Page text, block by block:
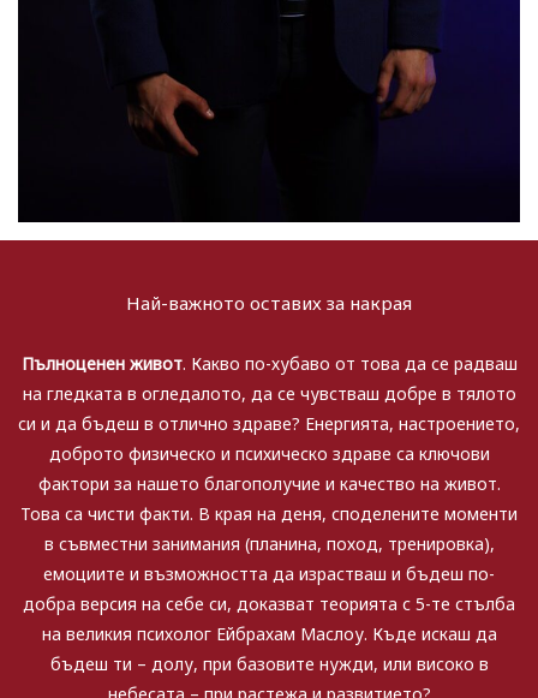
Най-важното оставих за накрая
Пълноценен живот. Какво по-хубаво от това да се радваш
на гледката в огледалото, да се чувстваш добре в тялото
си и да бъдеш в отлично здраве? Енергията, настроението,
доброто физическо и психическо здраве са ключови
фактори за нашето благополучие и качество на живот.
Това са чисти факти. В края на деня, споделените моменти
в съвместни занимания (планина, поход, тренировка),
емоциите и възможността да израстваш и бъдеш по-
добра версия на себе си, доказват теорията с 5-те стълба
на великия психолог Ейбрахам Маслоу. Къде искаш да
бъдеш ти – долу, при базовите нужди, или високо в
небесата – при растежа и развитието?